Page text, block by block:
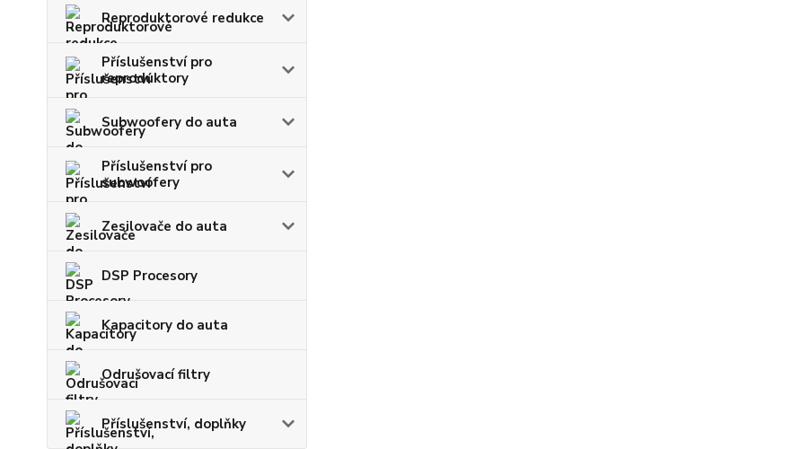
Reproduktorové redukce
Příslušenství pro
reproduktory
Subwoofery do auta
Příslušenství pro
subwoofery
Zesilovače do auta
DSP Procesory
Kapacitory do auta
Odrušovací filtry
Příslušenství, doplňky